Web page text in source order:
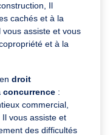
Il
cachés et à la
assiste et vous
et à la
droit
concurrence :
commercial,
vous assiste et
des difficultés